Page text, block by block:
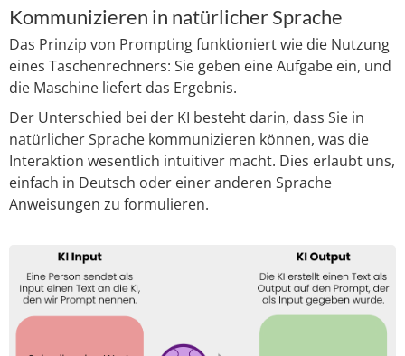
Kommunizieren in natürlicher Sprache
Das Prinzip von Prompting funktioniert wie die Nutzung
eines Taschenrechners: Sie geben eine Aufgabe ein, und
die Maschine liefert das Ergebnis.
Der Unterschied bei der KI besteht darin, dass Sie in
natürlicher Sprache kommunizieren können, was die
Interaktion wesentlich intuitiver macht. Dies erlaubt uns,
einfach in Deutsch oder einer anderen Sprache
Anweisungen zu formulieren.